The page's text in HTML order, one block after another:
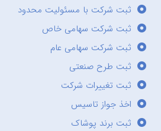
ثبت شرکت با مسئولیت محدود
ثبت شرکت سهامی خاص
ثبت شرکت سهامی عام
ثبت طرح صنعتی
ثبت تغییرات شرکت
اخذ جواز تاسیس
ثبت برند پوشاک